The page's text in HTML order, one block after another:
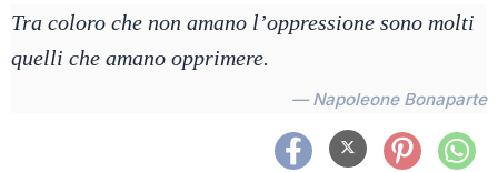
Tra coloro che non amano l’oppressione sono molti
quelli che amano opprimere.
— Napoleone Bonaparte